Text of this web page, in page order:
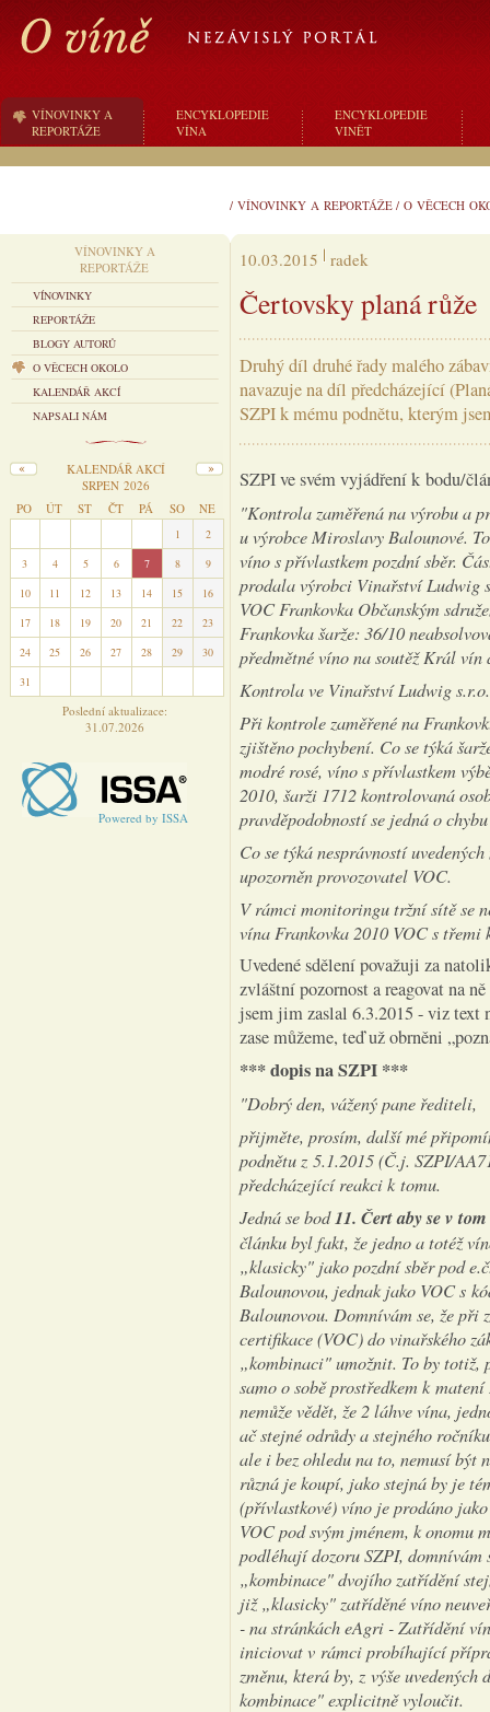
VÍNOVINKY A
REPORTÁŽE
ENCYKLOPEDIE
VÍNA
ENCYKLOPEDIE
VINĚT
/ VÍNOVINKY A REPORTÁŽE / O VĚCECH
VÍNOVINKY A
REPORTÁŽE
VÍNOVINKY
REPORTÁŽE
BLOGY AUTORŮ
O VĚCECH OKOLO
KALENDÁŘ AKCÍ
NAPSALI NÁM
KALENDÁŘ AKCÍ
SRPEN 2026
PO
ÚT ST ČT PÁ SO NE
1
2
3
4 5 6 7 8
9
10
11 12 13 14 15
16
17
18 19 20 21 22
23
24
25 26 27 28 29
30
31
Poslední aktualizace:
31.07.2026
Powered by ISSA
10.03.2015 radek
Čertovsky planá růže
Druhý díl druhé řady malého
navazuje na díl předcházející
SZPI k mému podnětu, kterým
SZPI ve svém vyjádření k bodu/
"Kontrola zaměřená na výrobu a
u výrobce Miroslavy Balounové.
víno s přívlastkem pozdní sběr.
prodala výrobci Vinařství Ludwig
VOC Frankovka Občanským
Frankovka šarže: 36/10
předmětné víno na soutěž Král
Kontrola ve Vinařství Ludwig s.r.o.
Při kontrole zaměřené na
zjištěno pochybení. Co se týká
modré rosé, víno s přívlastkem
2010, šarži 1712 kontrolovaná
pravděpodobností se jedná o
Co se týká nesprávností
upozorněn provozovatel VOC.
V rámci monitoringu tržní sítě se
vína Frankovka 2010 VOC s
Uvedené sdělení považuji za
zvláštní pozornost a reagovat na
jsem jim zaslal 6.3.2015 - viz text
zase můžeme, teď už obrněni
*** dopis na SZPI ***
"Dobrý den, vážený pane řediteli,
přijměte, prosím, další mé
podnětu z 5.1.2015 (Č.j. SZPI/
předcházející reakci k tomu.
Jedná se bod11. Čert aby se v
článku byl fakt, že jedno a totéž
„klasicky" jako pozdní sběr pod
Balounovou, jednak jako VOC s
Balounovou. Domnívám se, že
certifikace (VOC) do vinařského
„kombinaci" umožnit. To by totiž,
samo o sobě prostředkem k
nemůže vědět, že 2 láhve vína,
ač stejné odrůdy a stejného
ale i bez ohledu na to, nemusí být
různá je koupí, jako stejná by je
(přívlastkové) víno je prodáno
VOC pod svým jménem, k onomu
podléhají dozoru SZPI, domnívám
„kombinace" dvojího zatřídění
již „klasicky" zatříděné víno
- na stránkách eAgri - Zatřídění
iniciovat v rámci probíhající
změnu, která by, z výše
kombinace" explicitně vyloučit.